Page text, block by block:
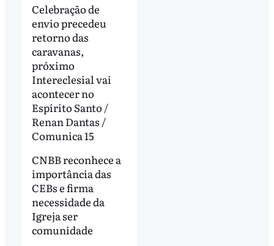
Celebração de
envio precedeu
retorno das
caravanas,
próximo
Intereclesial vai
acontecer no
Espírito Santo /
Renan Dantas /
Comunica 15
CNBB reconhece a
importância das
CEBs e firma
necessidade da
Igreja ser
comunidade